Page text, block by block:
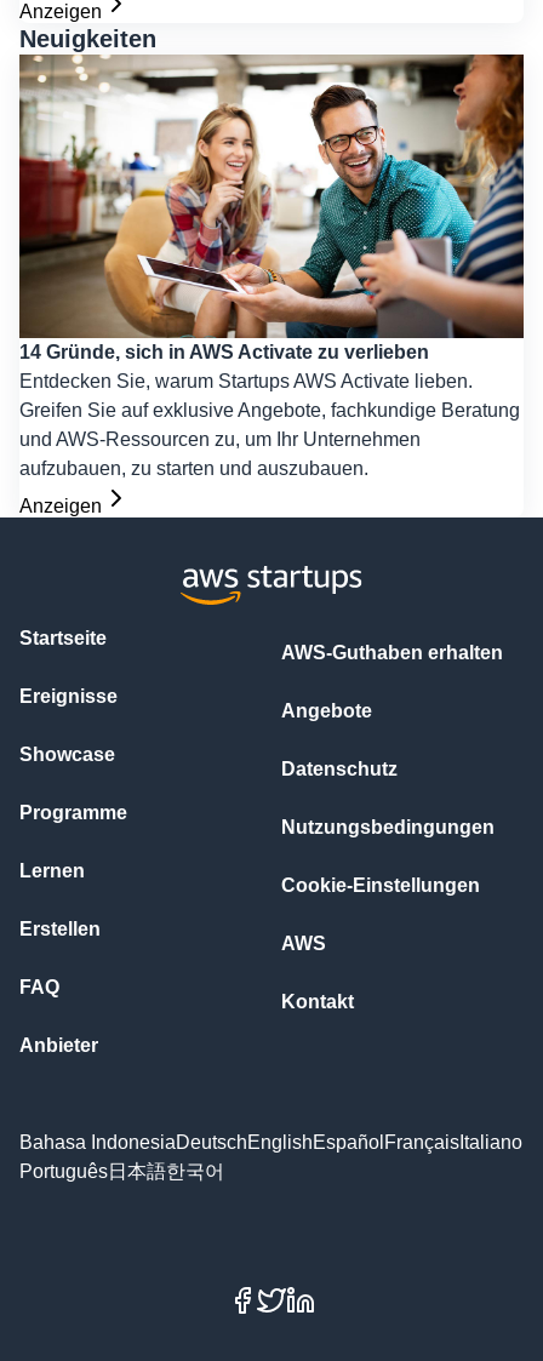
Anzeigen
Neuigkeiten
14 Gründe, sich in AWS Activate zu verlieben
Entdecken Sie, warum Startups AWS Activate lieben.
Greifen Sie auf exklusive Angebote, fachkundige Beratung
und AWS-Ressourcen zu, um Ihr Unternehmen
aufzubauen, zu starten und auszubauen.
Anzeigen
Startseite
Ereignisse
Showcase
Programme
Lernen
Erstellen
FAQ
Anbieter
AWS-Guthaben erhalten
Angebote
Datenschutz
Nutzungsbedingungen
Cookie-Einstellungen
AWS
Kontakt
Bahasa IndonesiaDeutschEnglishEspañol Français Italiano
Português日本語한국어
Facebook
X